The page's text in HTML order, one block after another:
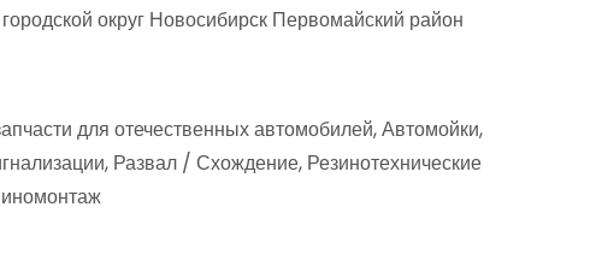
округ Новосибирск Первомайский район
для отечественных автомобилей, Автомойки,
Развал / Схождение, Резинотехнические